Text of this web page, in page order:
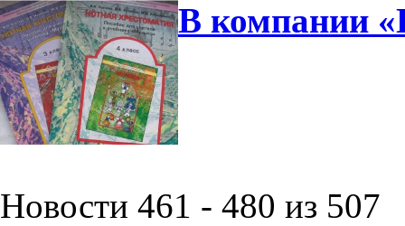
В компании
Новости 461 - 480 из 507